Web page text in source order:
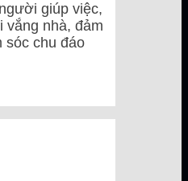
giúp việc,
vắng nhà, đảm
sóc chu đáo